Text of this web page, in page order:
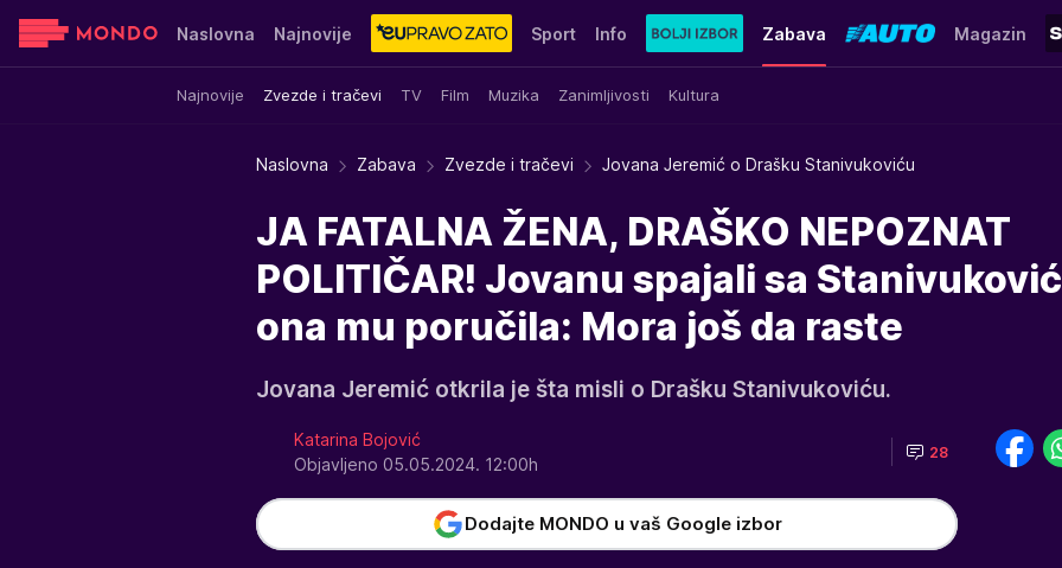
Naslovna Najnovije Sport Info Zabava
Najnovije Zvezde i tračevi TV Film Muzika Zanimljivosti Kultura
Magazin
Sensa Stvar ukusa Yumama
Naslovna Zabava Zvezde i tračevi Jovana Jeremić o Drašku Stanivukoviću
JA FATALNA ŽENA, DRAŠKO NEPOZNAT
POLITIČAR! Jovanu spajali sa
ona mu poručila: Mora još da raste
Jovana Jeremić otkrila je šta misli o Drašku Stanivukoviću.
Katarina Bojović
Objavljeno 05.05.2024. 12:00h
28
Dodajte MONDO u vaš Google izbor